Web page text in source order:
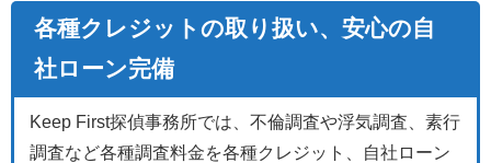
各種クレジットの取り扱い、安心の自
社ローン完備
Keep First探偵事務所では、不倫調査や浮気調査、素行
調査など各種調査料金を各種クレジット、自社ローン